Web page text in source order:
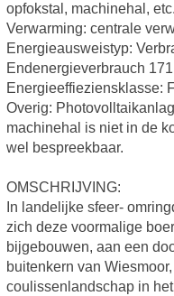
opfokstal, machinehal, etc.
Verwarming: centrale
Energieausweistyp:
Endenergieverbrauch
Energieeffieziensklasse:
Overig:
machinehal is niet in de
wel bespreekbaar.
OMSCHRIJVING:
In landelijke sfeer-
zich deze voormalige
bijgebouwen, aan een
buitenkern van
coulissenlandschap in